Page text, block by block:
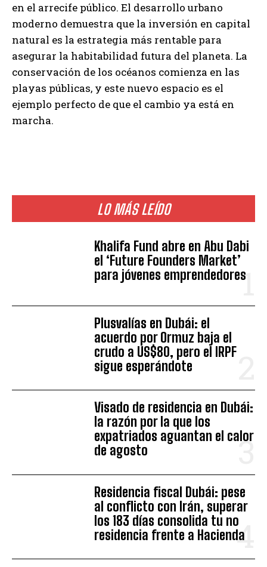
LO MÁS LEÍDO
Khalifa Fund abre en Abu Dabi
el ‘Future Founders Market’
para jóvenes emprendedores
Plusvalías en Dubái: el
acuerdo por Ormuz baja el
crudo a US$80, pero el IRPF
sigue esperándote
Visado de residencia en Dubái:
la razón por la que los
expatriados aguantan el calor
de agosto
Residencia fiscal Dubái: pese
al conflicto con Irán, superar
los 183 días consolida tu no
residencia frente a Hacienda
en el arrecife público. El desarrollo urbano
moderno demuestra que la inversión en capital
natural es la estrategia más rentable para
asegurar la habitabilidad futura del planeta. La
conservación de los océanos comienza en las
playas públicas, y este nuevo espacio es el
ejemplo perfecto de que el cambio ya está en
marcha.